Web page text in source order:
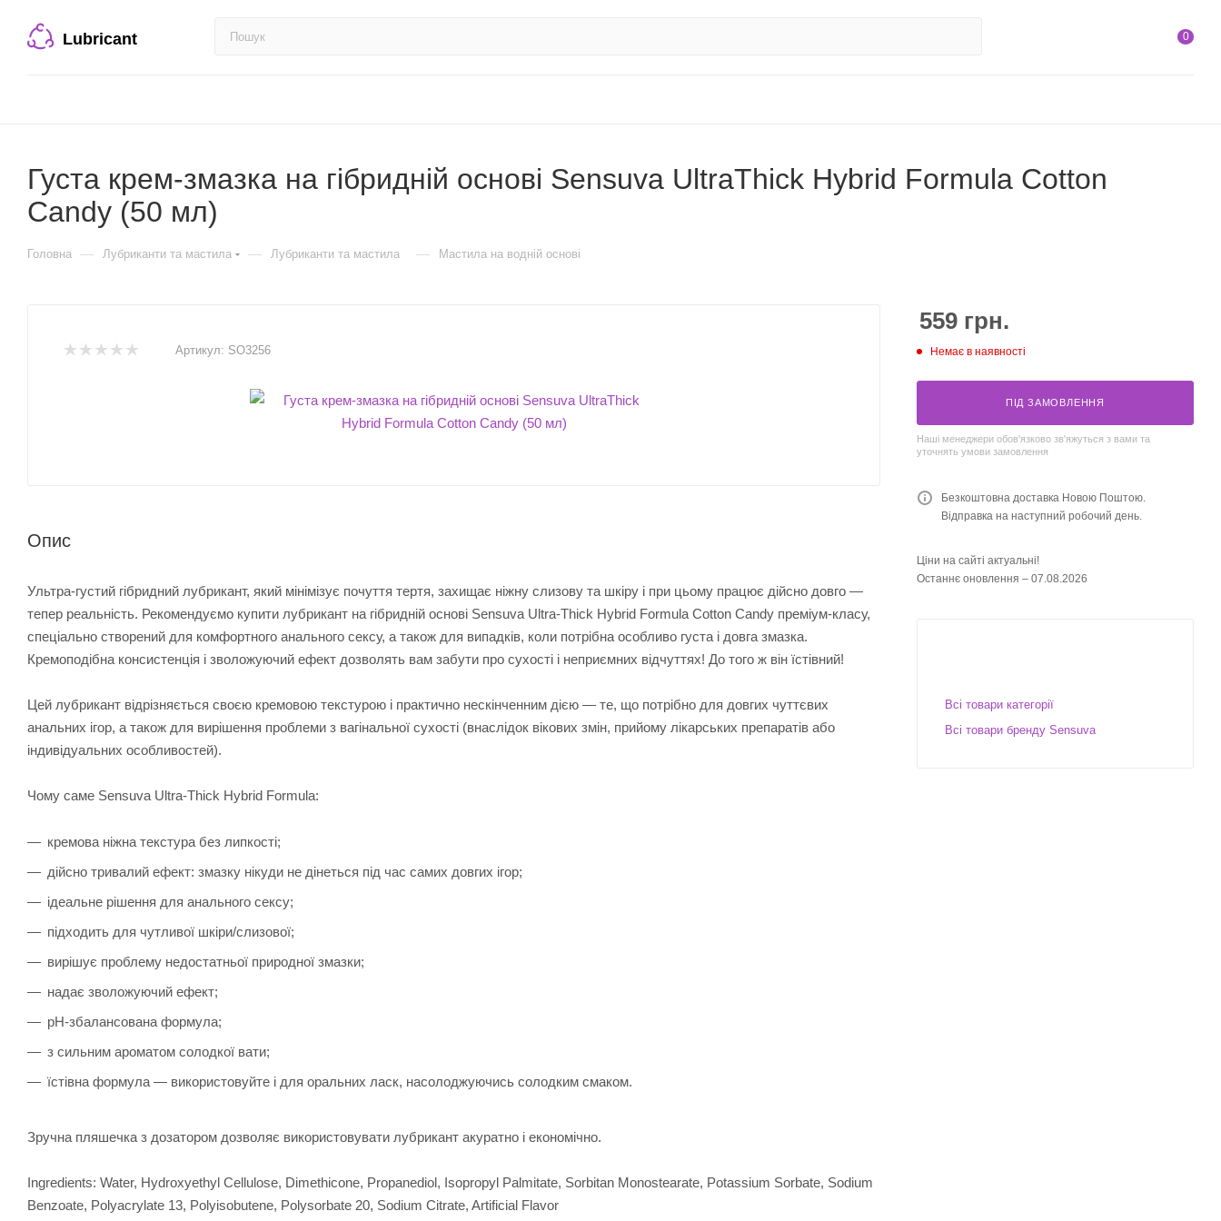
Lubricant 0
Густа крем-змазка на гібридній основі Sensuva UltraThick Hybrid Formula Cotton
Candy (50 мл)
Головна — Лубриканти та мастила — Лубриканти та мастила — Мастила на водній основі
Артикул: SO3256
Опис
Ультра-густий гібридний лубрикант, який мінімізує почуття тертя, захищає ніжну слизову та шкіру і при цьому працює дійсно довго —
тепер реальність. Рекомендуємо купити лубрикант на гібридній основі Sensuva Ultra-Thick Hybrid Formula Cotton Candy преміум-класу,
спеціально створений для комфортного анального сексу, а також для випадків, коли потрібна особливо густа і довга змазка.
Кремоподібна консистенція і зволожуючий ефект дозволять вам забути про сухості і неприємних відчуттях! До того ж він їстівний!
Цей лубрикант відрізняється своєю кремовою текстурою і практично нескінченним дією — те, що потрібно для довгих чуттєвих
анальних ігор, а також для вирішення проблеми з вагінальної сухості (внаслідок вікових змін, прийому лікарських препаратів або
індивідуальних особливостей).
Чому саме Sensuva Ultra-Thick Hybrid Formula:
кремова ніжна текстура без липкості;
дійсно тривалий ефект: змазку нікуди не дінеться під час самих довгих ігор;
ідеальне рішення для анального сексу;
підходить для чутливої шкіри/слизової;
вирішує проблему недостатньої природної змазки;
надає зволожуючий ефект;
pH-збалансована формула;
з сильним ароматом солодкої вати;
їстівна формула — використовуйте і для оральних ласк, насолоджуючись солодким смаком.
Зручна пляшечка з дозатором дозволяє використовувати лубрикант акуратно і економічно.
Ingredients: Water, Hydroxyethyl Cellulose, Dimethicone, Propanediol, Isopropyl Palmitate, Sorbitan Monostearate, Potassium Sorbate, Sodium
Benzoate, Polyacrylate 13, Polyisobutene, Polysorbate 20, Sodium Citrate, Artificial Flavor
559 грн.
Немає в наявності
ПІД ЗАМОВЛЕННЯ
Наші менеджери обов'язково зв'яжуться з вами та
уточнять умови замовлення
Безкоштовна доставка Новою Поштою.
Відправка на наступний робочий день.
Ціни на сайті актуальні!
Останнє оновлення – 07.08.2026
Всі товари категорії
Всі товари бренду Sensuva